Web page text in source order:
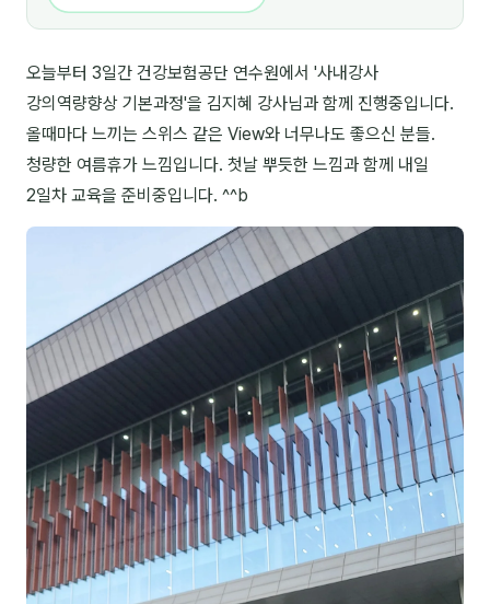
🚀 창업 · 커리어 13
🗣️ 외국어 강의
👥 리더십 · 조직
📚 인문학 · 교양
🤲 협력강사 과정 15
📈 B2B 마케팅
🤖 AI 실무 2
🧭 기획·전략 1
강사
김종혁
구자룡
오늘부터 3일간 건강보험공단 연수원에서 '사내강사
강의역량향상 기본과정'을 김지혜 강사님과 함께 진행중입니다.
올때마다 느끼는 스위스 같은 View와 너무나도 좋으신 분들.
청량한 여름휴가 느낌입니다. 첫날 뿌듯한 느낌과 함께 내일
2일차 교육을 준비중입니다. ^^b